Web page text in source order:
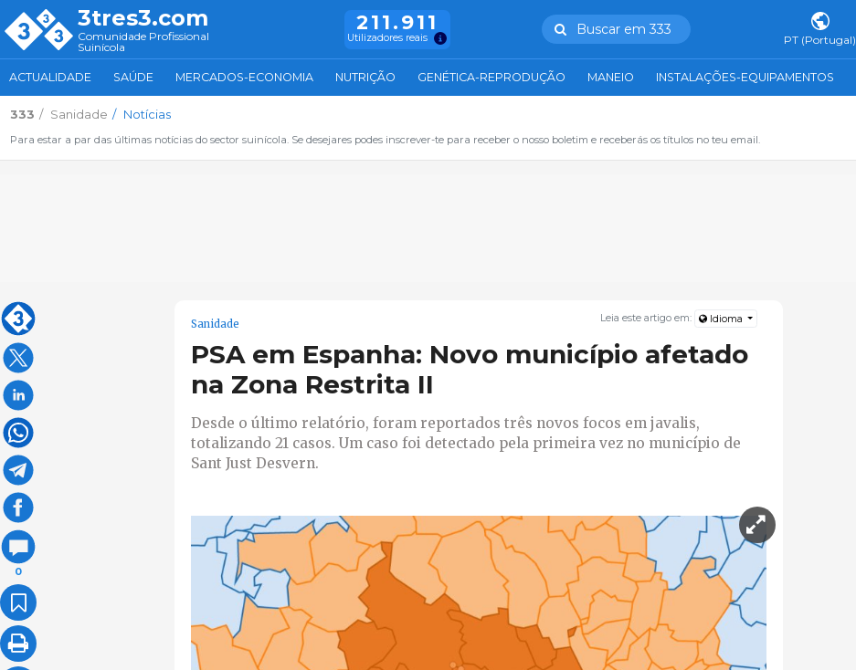
3tres3.com
Comunidade Profissional
Suinícola
211.911
Utilizadores reais
Buscar em 333
PT (Portugal)
ACTUALIDADE SAÚDE MERCADOS-ECONOMIA NUTRIÇÃO GENÉTICA-REPRODUÇÃO MANEIO INSTALAÇÕES-EQUIPAMENTOS
333 Sanidade Notícias
Para estar a par das últimas notícias do sector suinícola. Se desejares podes inscrever-te para receber o nosso boletim e receberás os títulos no teu email.
0
Leia este artigo em: Idioma
Sanidade
PSA em Espanha: Novo município afetado
na Zona Restrita II
Desde o último relatório, foram reportados três novos focos em javalis,
totalizando 21 casos. Um caso foi detectado pela primeira vez no município de
Sant Just Desvern.